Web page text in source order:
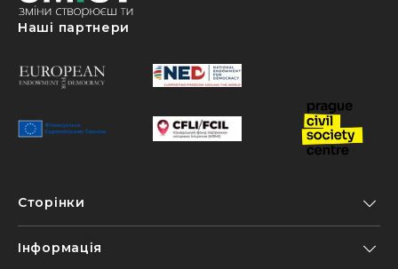
Наші партнери
Сторінки
Інформація